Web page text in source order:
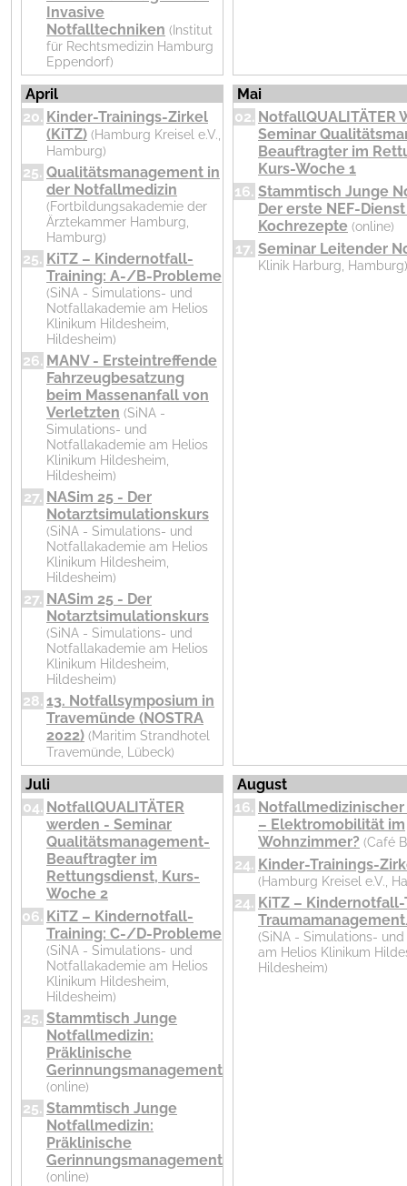
Invasive
Notfalltechniken (Institut
für Rechtsmedizin Hamburg
Eppendorf)
April
20. Kinder-Trainings-Zirkel
(KiTZ) (Hamburg Kreisel e.V.,
Hamburg)
25. Qualitätsmanagement in
der Notfallmedizin
(Fortbildungsakademie der
Ärztekammer Hamburg,
Hamburg)
25. KiTZ – Kindernotfall-
Training: A-/B-Probleme
(SiNA - Simulations- und
Notfallakademie am Helios
Klinikum Hildesheim,
Hildesheim)
26. MANV - Ersteintreffende
Fahrzeugbesatzung
beim Massenanfall von
Verletzten (SiNA -
Simulations- und
Notfallakademie am Helios
Klinikum Hildesheim,
Hildesheim)
27. NASim 25 - Der
Notarztsimulationskurs
(SiNA - Simulations- und
Notfallakademie am Helios
Klinikum Hildesheim,
Hildesheim)
27. NASim 25 - Der
Notarztsimulationskurs
(SiNA - Simulations- und
Notfallakademie am Helios
Klinikum Hildesheim,
Hildesheim)
28. 13. Notfallsymposium in
Travemünde (NOSTRA
2022) (Maritim Strandhotel
Travemünde, Lübeck)
Mai
02. NotfallQUALITÄTER
Seminar
Beauftragter im
Kurs-Woche 1
16. Stammtisch Junge
Der erste NEF-
Kochrezepte (online)
17. Seminar Leitender
Klinik Harburg, Hamburg)
Juli
04. NotfallQUALITÄTER
werden - Seminar
Qualitätsmanagement-
Beauftragter im
Rettungsdienst, Kurs-
Woche 2
06. KiTZ – Kindernotfall-
Training: C-/D-Probleme
(SiNA - Simulations- und
Notfallakademie am Helios
Klinikum Hildesheim,
Hildesheim)
25. Stammtisch Junge
Notfallmedizin:
Präklinische
Gerinnungsmanagement
(online)
25. Stammtisch Junge
Notfallmedizin:
Präklinische
Gerinnungsmanagement
(online)
August
16. Notfallmedizinischer
– Elektromobilität im
Wohnzimmer? (Café
24. Kinder-Trainings-
(Hamburg Kreisel e.V.,
24. KiTZ –
(SiNA - Simulations-
am Helios Klinikum
Hildesheim)